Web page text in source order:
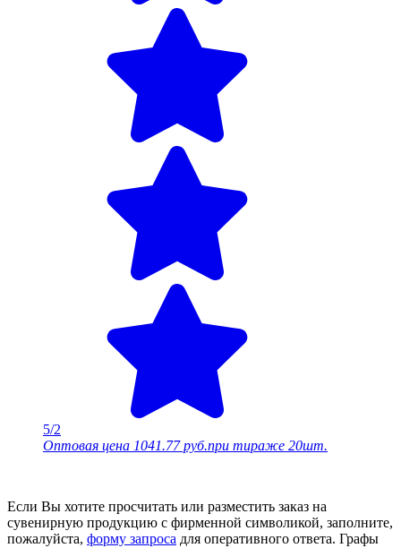
5/2
Оптовая цена 1041.77 руб.при тираже 20шт.
Если Вы хотите просчитать или разместить заказ на
сувенирную продукцию с фирменной символикой, заполните,
пожалуйста, форму запроса для оперативного ответа. Графы